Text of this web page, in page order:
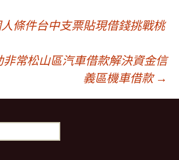
條件台中支票貼現借錢挑戰桃
非常松山區汽車借款解決資金信
義區機車借款 →